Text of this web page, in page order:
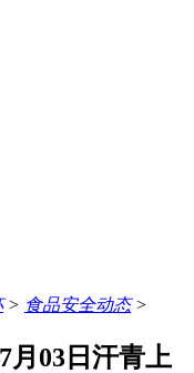
> 食品安全动态>
月03日汗青上